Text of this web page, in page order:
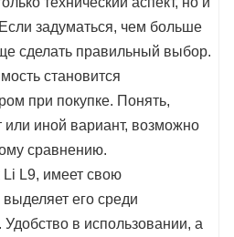
задуматься, чем больше
сделать правильный выбор.
становится
при покупке. Понять,
или иной вариант, возможно
сравнению.
Li L9, имеет свою
выделяет его среди
в использовании, а